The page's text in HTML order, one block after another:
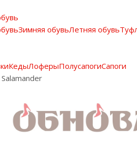
Зимняя обувьЛетняя обувь
КедыЛоферыПолусапогиСапоги